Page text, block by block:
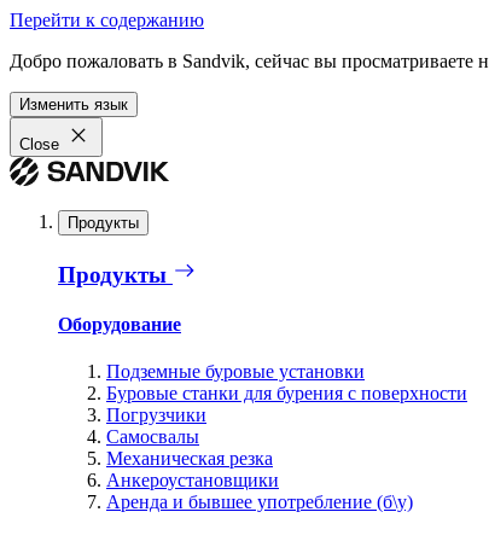
Перейти к содержанию
Добро пожаловать в Sandvik, сейчас вы просматриваете
Изменить язык
Close
Продукты
Продукты
Оборудование
Подземные буровые установки
Буровые станки для бурения с поверхности
Погрузчики
Самосвалы
Механическая резка
Анкероустановщики
Аренда и бывшее употребление (б\у)